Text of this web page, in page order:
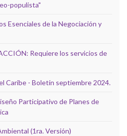
populista"
Esenciales de la Negociación y
Requiere los servicios de
Caribe - Boletín septiembre 2024.
Participativo de Planes de
(1ra. Versión)